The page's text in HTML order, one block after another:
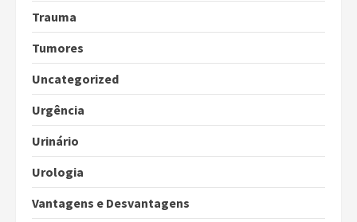
Trauma
Tumores
Uncategorized
Urgência
Urinário
Urologia
Vantagens e Desvantagens